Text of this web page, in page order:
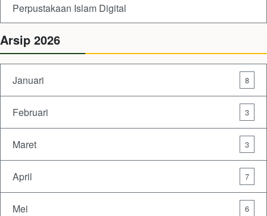
Perpustakaan Islam Digital
Arsip 2026
Januari 8
Februari 3
Maret 3
April 7
Mei 6